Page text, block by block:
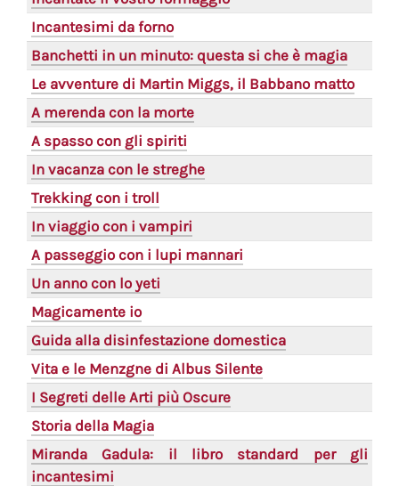
Incantesimi da forno
Banchetti in un minuto: questa si che è magia
Le avventure di Martin Miggs, il Babbano matto
A merenda con la morte
A spasso con gli spiriti
In vacanza con le streghe
Trekking con i troll
In viaggio con i vampiri
A passeggio con i lupi mannari
Un anno con lo yeti
Magicamente io
Guida alla disinfestazione domestica
Vita e le Menzgne di Albus Silente
I Segreti delle Arti più Oscure
Storia della Magia
Miranda Gadula: il libro standard per gli
incantesimi